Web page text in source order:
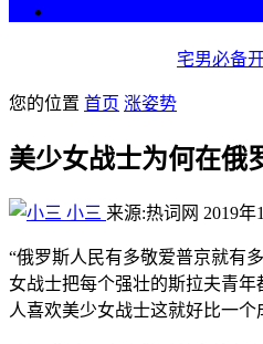
宅男必备
您的位置 首页 涨姿势
美少女战士为何在俄
小三 来源:热词网 2019年
“俄罗斯人民有多敬爱普京就有
女战士把每个强壮的斯拉夫青
人喜欢美少女战士这就好比一